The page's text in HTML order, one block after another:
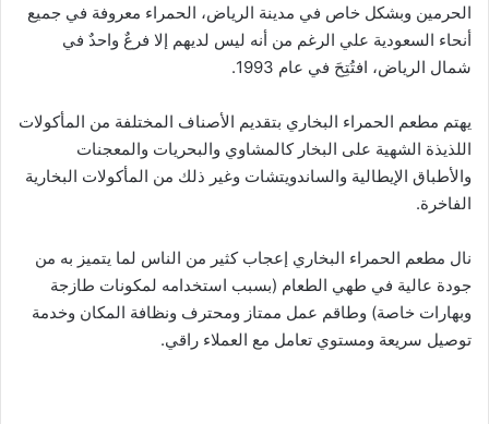
الحرمين وبشكل خاص في مدينة الرياض، الحمراء معروفة في جميع
أنحاء السعودية علي الرغم من أنه ليس لديهم إلا فرعٌ واحدٌ في
شمال الرياض، افتُتِحَ في عام 1993.
يهتم مطعم الحمراء البخاري بتقديم الأصناف المختلفة من المأكولات
اللذيذة الشهية على البخار كالمشاوي والبحريات والمعجنات
والأطباق الإيطالية والساندويتشات وغير ذلك من المأكولات البخارية
الفاخرة.
نال مطعم الحمراء البخاري إعجاب كثير من الناس لما يتميز به من
جودة عالية في طهي الطعام (بسبب استخدامه لمكونات طازجة
وبهارات خاصة) وطاقم عمل ممتاز ومحترف ونظافة المكان وخدمة
توصيل سريعة ومستوي تعامل مع العملاء راقي.